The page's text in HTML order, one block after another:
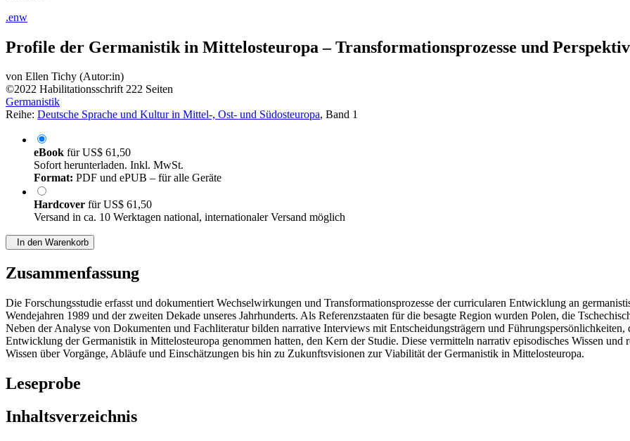
.enw
Profile der Germanistik in Mittelosteuropa – Transformationsprozesse und
von Ellen Tichy (Autor:in)
©2022 Habilitationsschrift 222 Seiten
Germanistik
Reihe: Deutsche Sprache und Kultur in Mittel-, Ost- und Südosteuropa, Band 1
eBook fürUS$ 61,50
Sofort herunterladen. Inkl. MwSt.
Format: PDF und ePUB – für alle Geräte
Hardcover fürUS$ 61,50
Versand in ca. 10 Werktagen national, internationaler Versand möglich
In den Warenkorb
Zusammenfassung
Die Forschungsstudie erfasst und dokumentiert Wechselwirkungen und Transformationsprozesse der curricularen Entwicklung an
Wendejahren 1989 und der zweiten Dekade unseres Jahrhunderts. Als Referenzstaaten für die besagte Region wurden Polen, die
Neben der Analyse von Dokumenten und Fachliteratur bilden narrative Interviews mit Entscheidungsträgern und
Entwicklung der Germanistik in Mittelosteuropa genommen hatten, den Kern der Studie. Diese vermitteln narrativ episodisches Wissen und
Wissen über Vorgänge, Abläufe und Einschätzungen bis hin zu Zukunftsvisionen zur Viabilität der Germanistik in Mittelosteuropa.
Leseprobe
Inhaltsverzeichnis